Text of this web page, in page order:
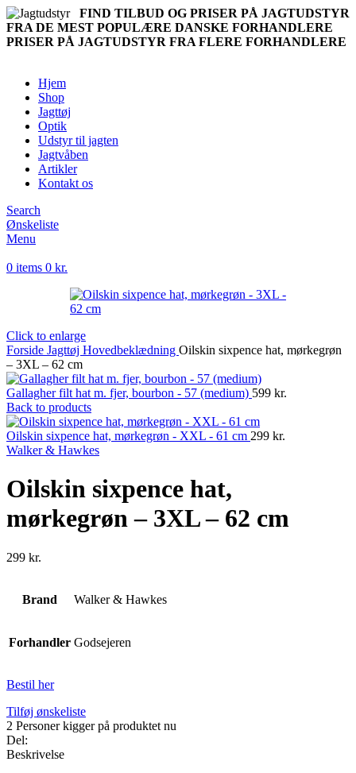
FIND TILBUD OG PRISER PÅ JAGTUDSTYR
FRA DE MEST POPULÆRE DANSKE FORHANDLERE
PRISER PÅ JAGTUDSTYR FRA FLERE FORHANDLERE
Hjem
Shop
Jagttøj
Optik
Udstyr til jagten
Jagtvåben
Artikler
Kontakt os
Search
Ønskeliste
Menu
0 items 0 kr.
Click to enlarge
Forside Jagttøj Hovedbeklædning Oilskin sixpence hat, mørkegrøn
– 3XL – 62 cm
Gallagher filt hat m. fjer, bourbon - 57 (medium) 599 kr.
Back to products
Oilskin sixpence hat, mørkegrøn - XXL - 61 cm 299 kr.
Walker & Hawkes
Oilskin sixpence hat,
mørkegrøn – 3XL – 62 cm
299 kr.
Brand Walker & Hawkes
Forhandler Godsejeren
Bestil her
Tilføj ønskeliste
2 Personer kigger på produktet nu
Del:
Beskrivelse